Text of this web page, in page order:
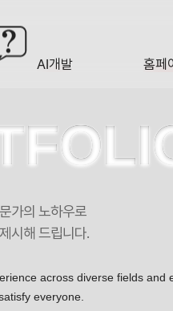
AI개발 홈페
가의 노하우로
시해 드립니다.
across diverse fields and
everyone.